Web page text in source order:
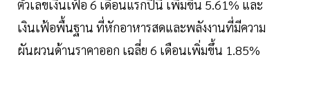
ตัวเลขเงินเฟ้อ 6 เดือนแรกปีนี้ เพิ่มขึ้น 5.61% และ
เงินเฟ้อพื้นฐาน ที่หักอาหารสดและพลังงานที่มีความ
ผันผวนด้านราคาออก เฉลี่ย 6 เดือนเพิ่มขึ้น 1.85%